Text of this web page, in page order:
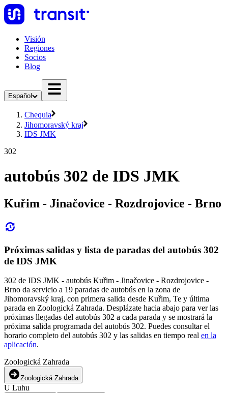
Visión
Regiones
Socios
Blog
Español
Chequia
Jihomoravský kraj
IDS JMK
302
autobús 302 de IDS JMK
Kuřim - Jinačovice - Rozdrojovice - Brno
Próximas salidas y lista de paradas del autobús 302
de IDS JMK
302 de IDS JMK - autobús Kuřim - Jinačovice - Rozdrojovice -
Brno da servicio a 19 paradas de autobús en la zona de
Jihomoravský kraj, con primera salida desde Kuřim, Te y última
parada en Zoologická Zahrada. Desplázate hacia abajo para ver las
próximas llegadas del autobús 302 a cada parada y se mostrará la
próxima salida programada del autobús 302. Puedes consultar el
horario completo del autobús 302 y las salidas en tiempo real en la
aplicación.
Zoologická Zahrada
Zoologická Zahrada
U Luhu